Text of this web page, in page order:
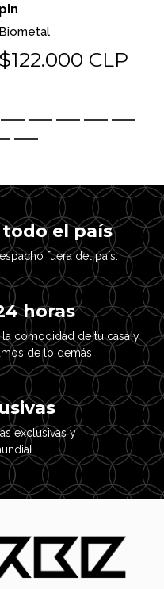
pin
Biometal
$122.000 CLP
el país
fuera del país.
horas
comodidad de tu casa y
de lo demás.
exclusivas y